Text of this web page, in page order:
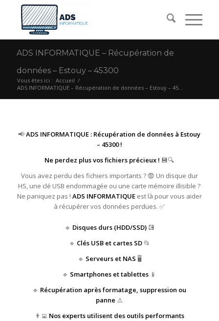
ADS INFORMATIQUE – Récupération de
données – Estouy – 45300
Vous êtes ici : Accueil /
ADS INFORMATIQUE – Récupération de données – Estouy – 45...
📢ADS INFORMATIQUE : Récupération de données à Estouy
– 45300 !
Ne perdez plus vos fichiers précieux ! 💾🔍
Vous avez perdu des fichiers importants ? 😨 Un disque dur
HS, une clé USB endommagée ou une carte mémoire illisible ?
Ne paniquez pas ! ADS INFORMATIQUEest là pour vous aider
à récupérer vos données perdues. ✅
🔹 Disques durs (HDD/SSD)💽
🔹 Clés USB et cartes SD📂
🔹 Serveurs et NAS 🖥️
🔹 Smartphones et tablettes 📱
🔹 Récupération après formatage, suppression ou
panne ⚠️
👨‍💻 Nos experts utilisent des outils performants